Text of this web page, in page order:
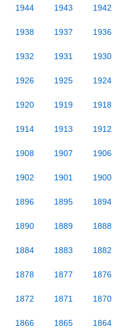
1944 1943 1942
1938 1937 1936
1932 1931 1930
1926 1925 1924
1920 1919 1918
1914 1913 1912
1908 1907 1906
1902 1901 1900
1896 1895 1894
1890 1889 1888
1884 1883 1882
1878 1877 1876
1872 1871 1870
1866 1865 1864